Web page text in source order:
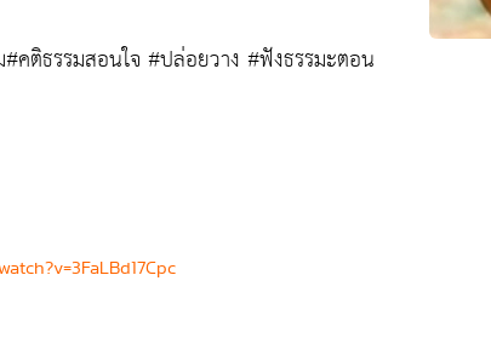
คติธรรมสอนใจ #ปล่อยวาง #ฟังธรรมะตอน